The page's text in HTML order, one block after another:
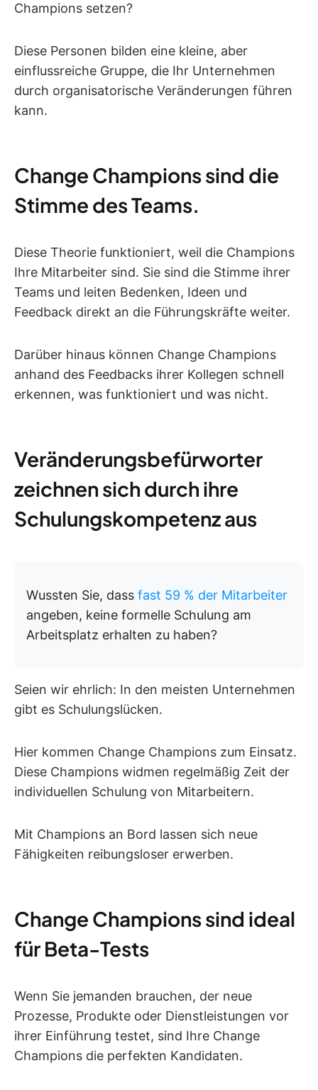
Champions setzen?
Diese Personen bilden eine kleine, aber
einflussreiche Gruppe, die Ihr Unternehmen
durch organisatorische Veränderungen führen
kann.
Change Champions sind die
Stimme des Teams.
Diese Theorie funktioniert, weil die Champions
Ihre Mitarbeiter sind. Sie sind die Stimme ihrer
Teams und leiten Bedenken, Ideen und
Feedback direkt an die Führungskräfte weiter.
Darüber hinaus können Change Champions
anhand des Feedbacks ihrer Kollegen schnell
erkennen, was funktioniert und was nicht.
Veränderungsbefürworter
zeichnen sich durch ihre
Schulungskompetenz aus
Wussten Sie, dass fast 59 % der Mitarbeiter
angeben, keine formelle Schulung am
Arbeitsplatz erhalten zu haben?
Seien wir ehrlich: In den meisten Unternehmen
gibt es Schulungslücken.
Hier kommen Change Champions zum Einsatz.
Diese Champions widmen regelmäßig Zeit der
individuellen Schulung von Mitarbeitern.
Mit Champions an Bord lassen sich neue
Fähigkeiten reibungsloser erwerben.
Change Champions sind ideal
für Beta-Tests
Wenn Sie jemanden brauchen, der neue
Prozesse, Produkte oder Dienstleistungen vor
ihrer Einführung testet, sind Ihre Change
Champions die perfekten Kandidaten.